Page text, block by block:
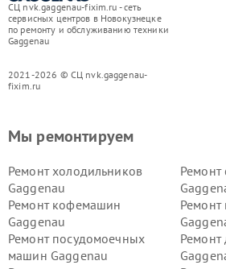
СЦ nvk.gaggenau-fixim.ru - сеть
сервисных центров в Новокузнецке
по ремонту и обслуживанию техники
Gaggenau
2021-2026 © СЦ nvk.gaggenau-
fixim.ru
Мы ремонтируем
Ремонт холодильников
Gaggenau
Ремонт
Ремонт кофемашин
Gaggenau
Ремонт
Ремонт посудомоечных
машин Gaggenau